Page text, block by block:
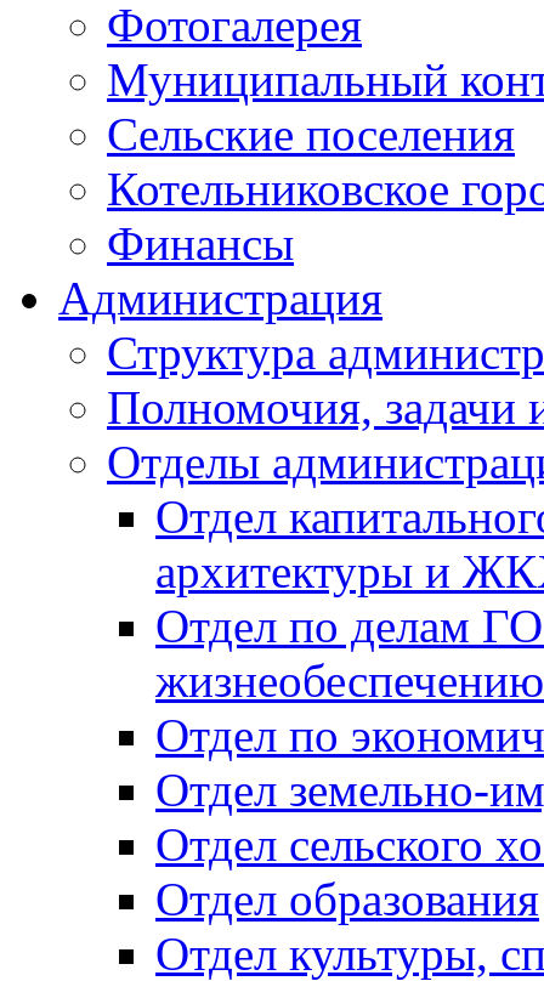
Фотогалерея
Муниципальный
Сельские поселения
Котельниковское
Финансы
Администрация
Структура
Полномочия, задачи
Отделы
Отдел
архитектуры и
Отдел по делам
Отдел по
Отдел земельно-
Отдел сельского
Отдел образования
Отдел культуры,